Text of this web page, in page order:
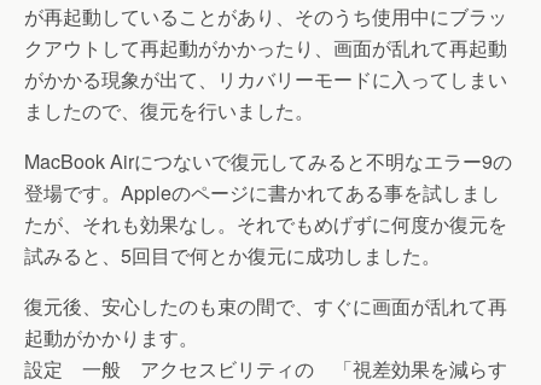
が再起動していることがあり、そのうち使用中にブラッ
クアウトして再起動がかかったり、画面が乱れて再起動
がかかる現象が出て、リカバリーモードに入ってしまい
ましたので、復元を行いました。
MacBook Airにつないで復元してみると不明なエラー9の
登場です。Appleのページに書かれてある事を試しまし
たが、それも効果なし。それでもめげずに何度か復元を
試みると、5回目で何とか復元に成功しました。
復元後、安心したのも束の間で、すぐに画面が乱れて再
起動がかかります。
設定 一般 アクセスビリティの 「視差効果を減らす